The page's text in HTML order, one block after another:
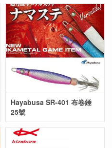
Hayabusa SR-401 布卷錘
25號